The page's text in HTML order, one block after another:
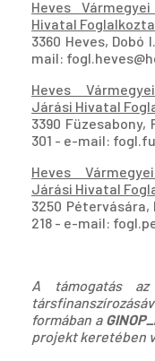
Heves
Hivatal
3360 Heves, Dobó
mail:
Heves
Járási Hivatal
3390 Füzesabony,
301 - e-mail:
Heves
Járási Hivatal
3250 Pétervására,
218 - e-mail:
A támogatás
formában a
projekt keretében